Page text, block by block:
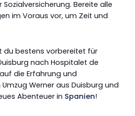
Bereite alle
im Voraus vor, um Zeit und
du bestens vorbereitet für
nach Hospitalet de
die Erfahrung und
Werner aus Duisburg und
Abenteuer in Spanien!